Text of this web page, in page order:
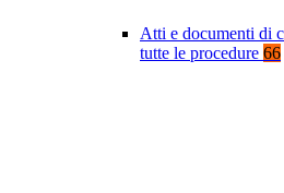
Atti e documenti di
tutte le procedure 66